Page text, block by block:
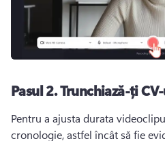
Pasul 2. Trunchiază-ți
Pentru a ajusta durata
cronologie, astfel încât să fie